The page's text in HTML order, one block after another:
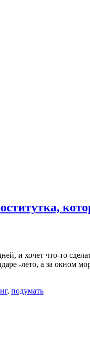
и хочет что-то
-лето, а за окном
, подумать